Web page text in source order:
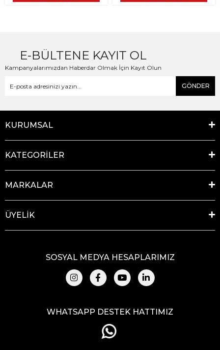
E-BÜLTENE KAYIT OL
Kampanyalarımızdan Haberdar Olmak İçin Kayıt Olun
GÖNDER
KURUMSAL
KATEGORİLER
MARKALAR
ÜYELİK
SOSYAL MEDYA HESAPLARIMIZ
WHATSAPP DESTEK HATTIMIZ